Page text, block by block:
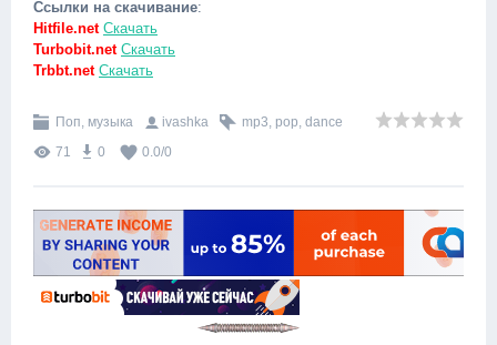
Ссылки на скачивание:
Hitfile.net Скачать
Turbobit.net Скачать
Trbbt.net Скачать
Поп, музыка ivashka mp3, pop, dance
71
0 0.0/0